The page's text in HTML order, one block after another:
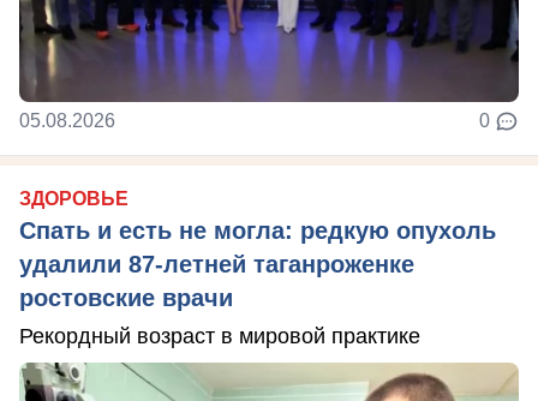
05.08.2026 0
ЗДОРОВЬЕ
Спать и есть не могла: редкую опухоль
удалили 87-летней таганроженке
ростовские врачи
Рекордный возраст в мировой практике